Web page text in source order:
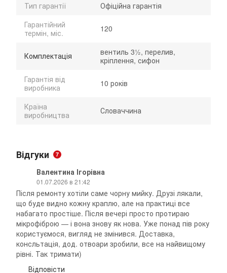
Тип гарантії
Офіційна гарантія
Гарантійний
термін, міс.
120
Комплектація
вентиль 3½, перелив,
кріплення, сифон
Гарантія від
виробника
10 років
Країна
виробництва
Словаччина
Відгуки 7
Валентина Ігорівна
01.07.2026 в 21:42
Після ремонту хотіли саме чорну мийку. Друзі лякали,
що буде видно кожну краплю, але на практиці все
набагато простіше. Після вечері просто протираю
мікрофіброю — і вона знову як нова. Уже понад пів року
користуємося, вигляд не змінився. Доставка,
консльтація, дод. отвоари зробили, все на найвищому
рівні. Так тримати)
Відповісти